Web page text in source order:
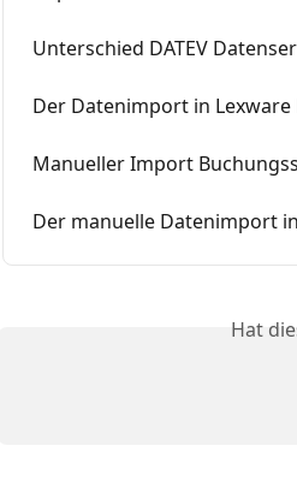
Unterschied DATEV
Der Datenimport in
Manueller Import
Der manuelle Datenimport
Hat